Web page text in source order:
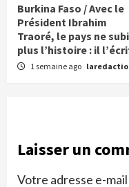
Burkina Faso / Avec le
Président Ibrahim
Traoré, le pays ne
plus l’histoire : il
1 semaine ago
Laisser un
Votre adresse e-